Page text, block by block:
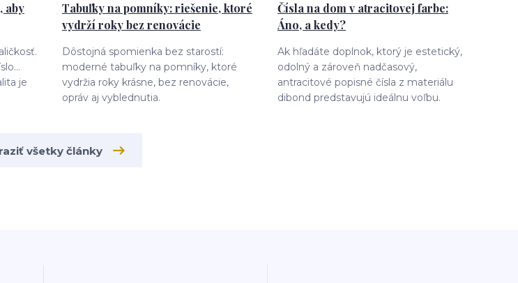
aby
je
Tabuľky na pomníky: riešenie, ktoré
vydrží roky bez renovácie
Dôstojná spomienka bez starostí:
moderné tabuľky na pomníky, ktoré
vydržia roky krásne, bez renovácie,
opráv aj vyblednutia.
Čísla na dom v atracitovej farbe:
Áno, a kedy?
Ak hľadáte doplnok, ktorý je estetický,
odolný a zároveň nadčasový,
antracitové popisné čísla z materiálu
dibond predstavujú ideálnu voľbu.
všetky články